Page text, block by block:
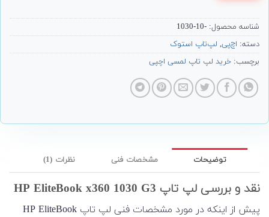
شناسه محصول: -10-1030
دسته: اچ‌پی, لپ‌تاپ استوک
برچسب: خرید لپ تاپ لمسی اچپی
توضیحات مشخصات فنی نظرات (1)
نقد و بررسی لپ تاپ HP EliteBook x360 1030 G3
پیش از اینکه در مورد مشخصات فنی لپ تاپ HP EliteBook